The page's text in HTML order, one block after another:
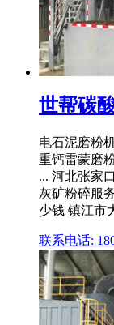
世帮碳
电石泥磨粉
重钙雷蒙磨
... 河北张家
灰矿粉碎服
少钱 镇江市
联系电话: